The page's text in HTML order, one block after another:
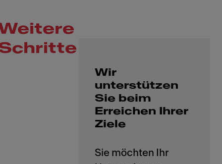
Wir
unterstützen
Sie beim
Erreichen Ihrer
Ziele
Sie möchten Ihr